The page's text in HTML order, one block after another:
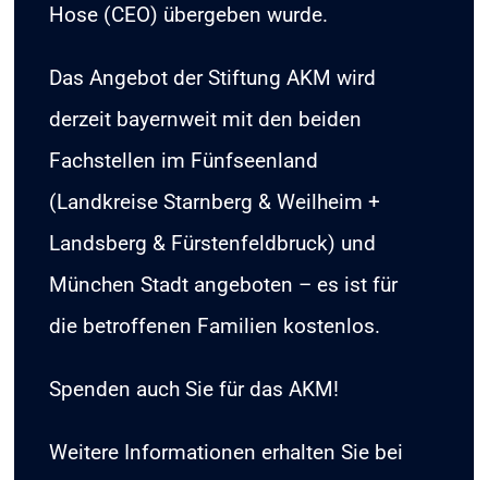
Hose (CEO) übergeben wurde.
Das Angebot der Stiftung AKM wird
derzeit bayernweit mit den beiden
Fachstellen im Fünfseenland
(Landkreise Starnberg & Weilheim +
Landsberg & Fürstenfeldbruck) und
München Stadt angeboten – es ist für
die betroffenen Familien kostenlos.
Spenden auch Sie für das AKM!
Weitere Informationen erhalten Sie bei